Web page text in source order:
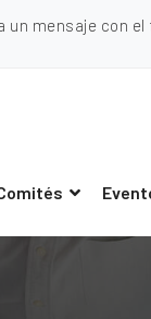
un mensaje con el